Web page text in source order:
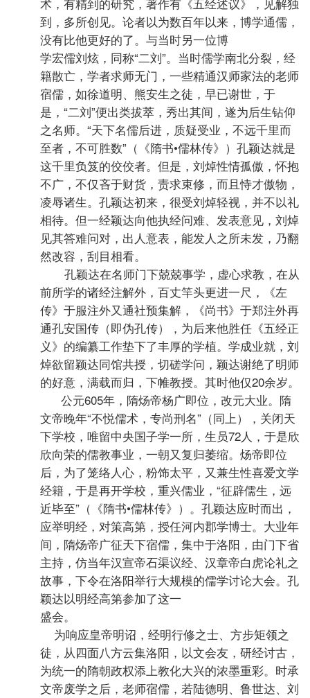
到，多所创见。论者以为数百年以来，博学通儒，
没有比他更好的了。与当时另一位博
学宏儒刘炫，同称“二刘”。当时儒学南北分裂，经
籍散亡，学者求师无门，一些精通汉师家法的老师
宿儒，如徐道明、熊安生之徒，早已谢世，于
是，“二刘”便出类拔萃，秀出其间，遂为后生钻仰
之名师。“天下名儒后进，质疑受业，不远千里而
至者，不可胜数”（《隋书•儒林传》）孔颖达就是
这千里负笈的佼佼者。但是，刘焯性情孤傲，怀抱
不广，不仅吝于财货，责求束修，而且恃才傲物，
凌辱诸生。孔颖达初来，很受刘焯轻视，并不以礼
相待。但一经颖达向他执经问难、发表意见，刘焯
见其答难问对，出人意表，能发人之所未发，乃翻
然改容，刮目相看。
孔颖达在名师门下兢兢事学，虚心求教，在从
前所学的诸经注解外，百丈竿头更进一尺，《左
传》于服注外又通社预集解，《尚书》于郑注外再
通孔安国传（即伪孔传），为后来他胜任《五经正
义》的编纂工作垫下了丰厚的学植。学成业就，刘
焯欲留颖达同馆共授，切磋学问，颖达谢绝了明师
的好意，满载而归，下帷教授。其时他仅20余岁。
公元605年，隋炀帝杨广即位，改元大业。隋
文帝晚年“不悦儒术，专尚刑名”（同上），关闭天
下学校，唯留中央国子学一所，生员72人，于是欣
欣向荣的儒教事业，一朝又复归萎缩。炀帝即位
后，为了笼络人心，粉饰太平，又兼生性喜爱文学
经籍，于是再开学校，重兴儒业，“征辟儒生，远
近毕至”（《隋书•儒林传》）。孔颖达应时而出，
应举明经，对策高第，授任河内郡学博士。大业年
间，隋炀帝广征天下宿儒，集中于洛阳，由门下省
主持，仿当年汉宣帝石渠议经、汉章帝白虎论礼之
故事，下令在洛阳举行大规模的儒学讨论大会。孔
颖达以明经高第参加了这一
盛会。
为响应皇帝明诏，经明行修之士、方步矩领之
徒，从四面八方云集洛阳，以文会友，研经讨古，
为统一的隋朝政权添上教化大兴的浓墨重彩。时承
文帝废学之后，老师宿儒，若陆德明、鲁世达、刘